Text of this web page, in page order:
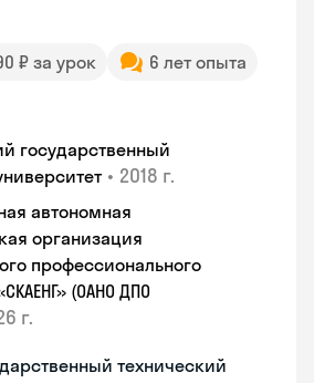
₽ за урок
6 лет опыта
государственный
• 2018 г.
автономная
организация
профессионального
(ОАНО ДПО
г.
технический